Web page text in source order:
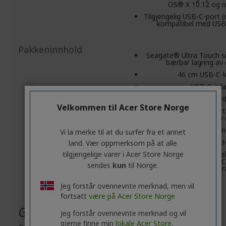
OS® X 10.12 og
Tilgjengelig USB-C-port
kompatibel med
Pakkeninnhold Seagate® Ultra Touch
bærbar lagring av
46 cm USB-C-
USB-C-
Nedlastbar
sikkerhetskopiering
1 års Mylio
4-måneders
Adobe Creative
Generell produktsikkerhet
Velkommen til Acer Store Norge
Vi la merke til at du surfer fra et annet
land. Vær oppmerksom på at alle
tilgjengelige varer i Acer Store Norge
sendes kun til Norge.
Jeg forstår ovennevnte merknad, men vil
fortsatt være på Acer Store Norge
Jeg forstår ovennevnte merknad og vil
gjerne finne min lokale Acer Store.